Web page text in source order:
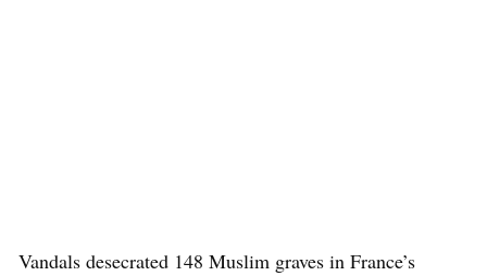
Vandals desecrated 148 Muslim graves in France’s